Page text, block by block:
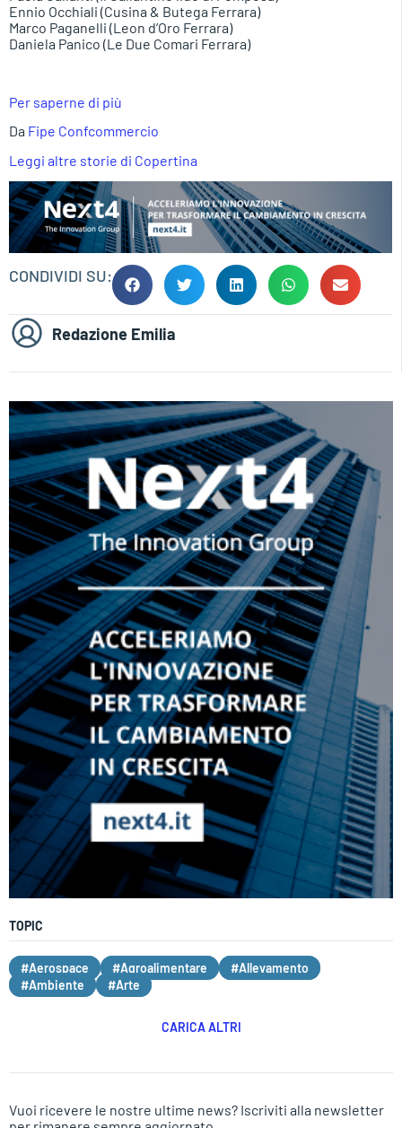
Ennio Occhiali (Cusina & Butega Ferrara)
Marco Paganelli (Leon d’Oro Ferrara)
Daniela Panico (Le Due Comari Ferrara)
Per saperne di più
Da Fipe Confcommercio
Leggi altre storie di Copertina
CONDIVIDI SU:
Redazione Emilia
TOPIC
#Aerospace #Agroalimentare
#Allevamento
#Ambiente
#Arte
CARICA ALTRI
Vuoi ricevere le nostre ultime news? Iscriviti alla newsletter